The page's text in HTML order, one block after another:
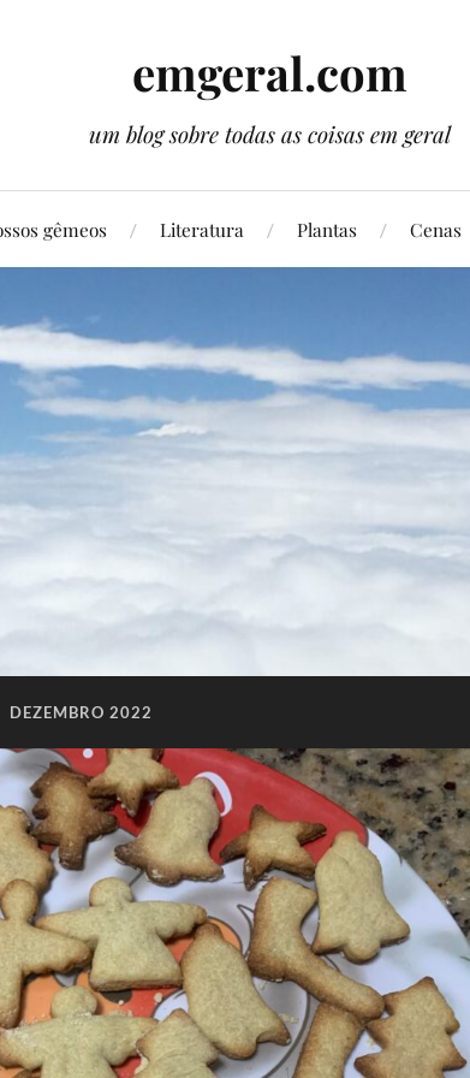
emgeral.com
um blog sobre todas as coisas em geral
gêmeos Literatura Plantas Cenas
DEZEMBRO 2022